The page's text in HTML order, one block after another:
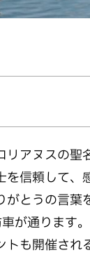
アヌスの
信頼して
とうの言
が通ります
も開催さ